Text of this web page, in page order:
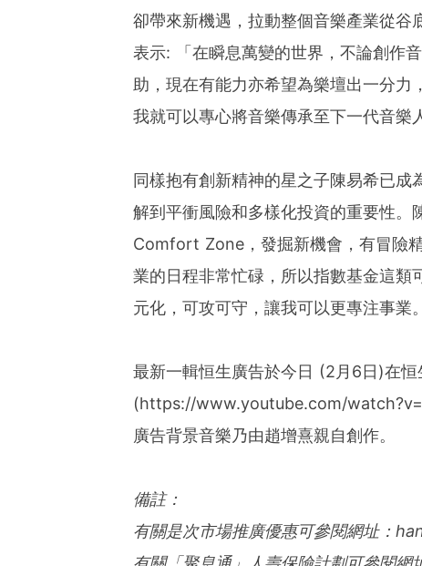
卻帶來新機遇，拉動整個音樂產業從谷
表示: 「在瞬息萬變的世界，不論創作
助，現在有能力亦希望為樂壇出一分力
我就可以專心將音樂傳承至下一代音樂
同樣抱有創新精神的星之子陳易希已
解到平衝風險和多樣化投資的重要性。
Comfort Zone，發掘新機會，有冒險
業的日程非常忙碌，所以指數基金這類
元化，可攻可守，讓我可以更專注事業
最新一輯恒生廣告於今日 (2月6日)在
(https://www.youtube.com/
廣告背景音樂乃由趙增熹親自創作。
備註：
有關是次市場推廣優惠可參閱網址：